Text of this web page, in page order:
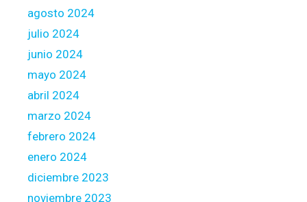
agosto 2024
julio 2024
junio 2024
mayo 2024
abril 2024
marzo 2024
febrero 2024
enero 2024
diciembre 2023
noviembre 2023